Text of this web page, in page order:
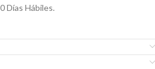
Días Hábiles.